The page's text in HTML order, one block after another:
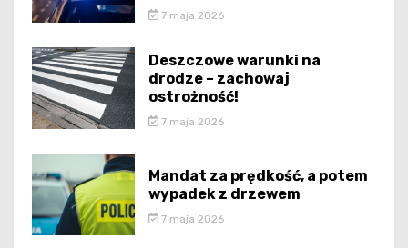
7 maja 2026
Deszczowe warunki na
drodze – zachowaj
ostrożność!
7 maja 2026
Mandat za prędkość, a potem
wypadek z drzewem
7 maja 2026